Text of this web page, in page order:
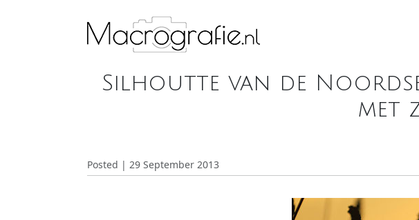
Silhoutte van de
met
Posted | 29 September 2013